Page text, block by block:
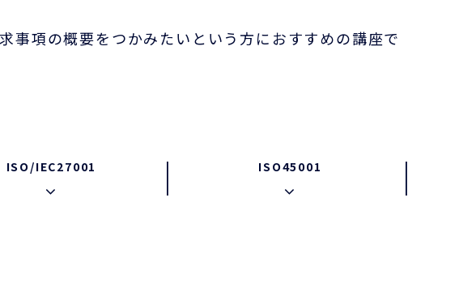
事項の概要をつかみたいという方におすすめの講座で
ISO/IEC27001 ISO45001